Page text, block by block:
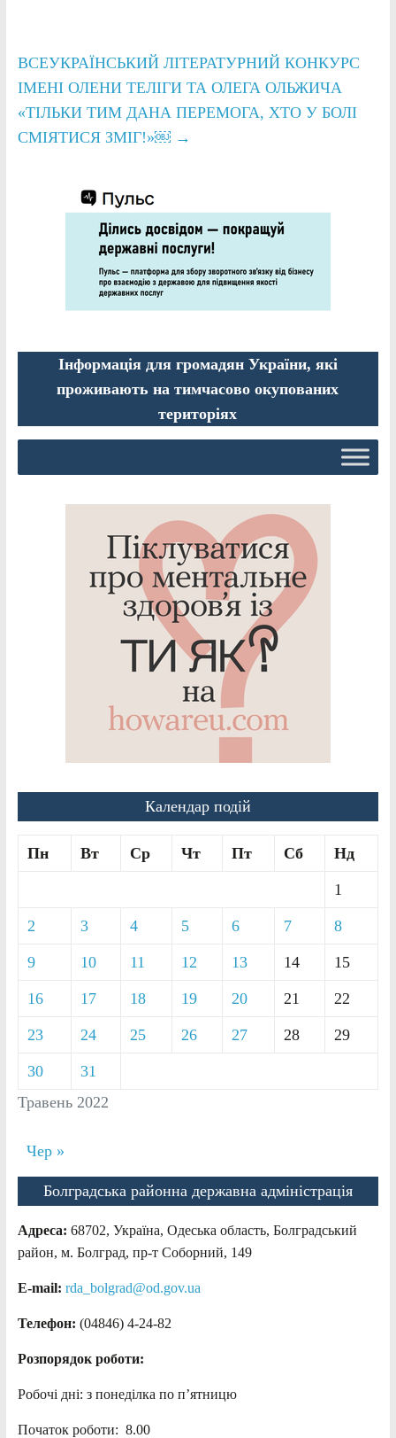
ВСЕУКРАЇНСЬКИЙ ЛІТЕРАТУРНИЙ КОНКУРС
ІМЕНІ ОЛЕНИ ТЕЛІГИ ТА ОЛЕГА ОЛЬЖИЧА
«ТІЛЬКИ ТИМ ДАНА ПЕРЕМОГА, ХТО У БОЛІ
СМІЯТИСЯ ЗМІГ!»￼ →
Інформація для громадян України, які
проживають на тимчасово окупованих
територіях
Календар подій
Травень 2022
Пн Вт Ср Чт Пт Сб Нд
1
2 3 4 5 6 7 8
9 10 11 12 13 14 15
16 17 18 19 20 21 22
23 24 25 26 27 28 29
30 31
Чер »
Болградська районна державна адміністрація
Адреса: 68702, Україна, Одеська область, Болградський
район, м. Болград, пр-т Соборний, 149
E-mail: rda_bolgrad@od.gov.ua
Телефон: (04846) 4-24-82
Розпорядок роботи:
Робочі дні: з понеділка по п’ятницю
Початок роботи: 8.00